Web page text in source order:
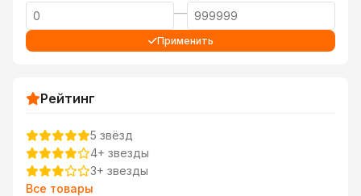
—
Применить
Рейтинг
5 звёзд
4+ звезды
3+ звезды
Все товары